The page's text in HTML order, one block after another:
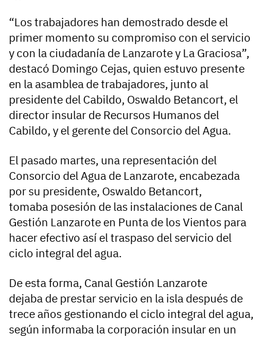
“Los trabajadores han demostrado desde el
primer momento su compromiso con el servicio
y con la ciudadanía de Lanzarote y La Graciosa”,
destacó Domingo Cejas, quien estuvo presente
en la asamblea de trabajadores, junto al
presidente del Cabildo, Oswaldo Betancort, el
director insular de Recursos Humanos del
Cabildo, y el gerente del Consorcio del Agua.
El pasado martes, una representación del
Consorcio del Agua de Lanzarote, encabezada
por su presidente, Oswaldo Betancort,
tomaba posesión de las instalaciones de Canal
Gestión Lanzarote en Punta de los Vientos para
hacer efectivo así el traspaso del servicio del
ciclo integral del agua.
De esta forma, Canal Gestión Lanzarote
dejaba de prestar servicio en la isla después de
trece años gestionando el ciclo integral del agua,
según informaba la corporación insular en un